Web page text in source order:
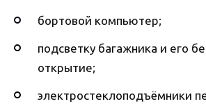
бортовой компьютер;
подсветку багажника и его
открытие;
электростеклоподъёмники